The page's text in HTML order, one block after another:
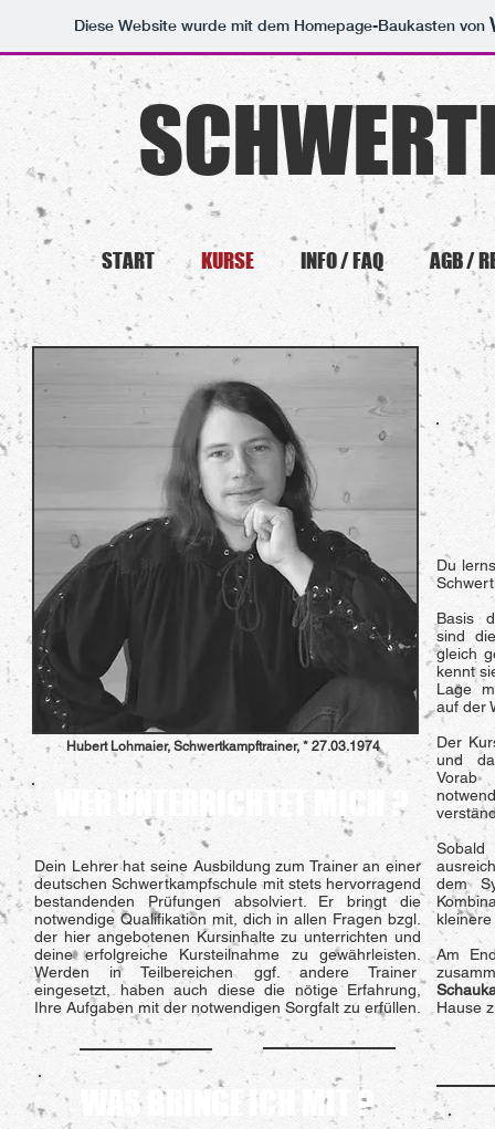
Diese Website wurde mit dem Homepage-Baukasten von
START KURSE INFO / FAQ AGB /
Hubert Lohmaier, Schwertkampftrainer, * 27.03.1974
WER UNTERRICHTET MICH ?
Dein Lehrer hat seine Ausbildung zum Trainer an einer
deutschen Schwertkampfschule mit stets hervorragend
bestandenden Prüfungen absolviert. Er bringt die
notwendige Qualifikation mit, dich in allen Fragen bzgl.
der hier angebotenen Kursinhalte zu unterrichten und
deine erfolgreiche Kursteilnahme zu gewährleisten.
Werden in Teilbereichen ggf. andere Trainer
eingesetzt, haben auch diese die nötige Erfahrung,
Ihre Aufgaben mit der notwendigen Sorgfalt zu erfüllen.
WAS BRINGE ICH MIT ?
Du
Basis
sind
gleich
kennt
Lage
auf der
Der
und
Vorab
dem
Am
Hause